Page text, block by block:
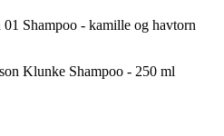
Shampoo - kamille og havtorn
Klunke Shampoo - 250 ml